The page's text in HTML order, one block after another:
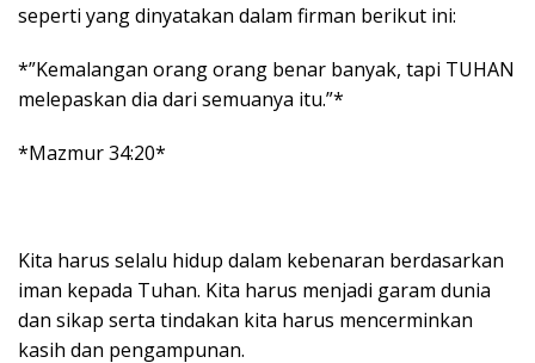
seperti yang dinyatakan dalam firman berikut ini:
*”Kemalangan orang orang benar banyak, tapi TUHAN
melepaskan dia dari semuanya itu.”*
*Mazmur 34:20*
Kita harus selalu hidup dalam kebenaran berdasarkan
iman kepada Tuhan. Kita harus menjadi garam dunia
dan sikap serta tindakan kita harus mencerminkan
kasih dan pengampunan.